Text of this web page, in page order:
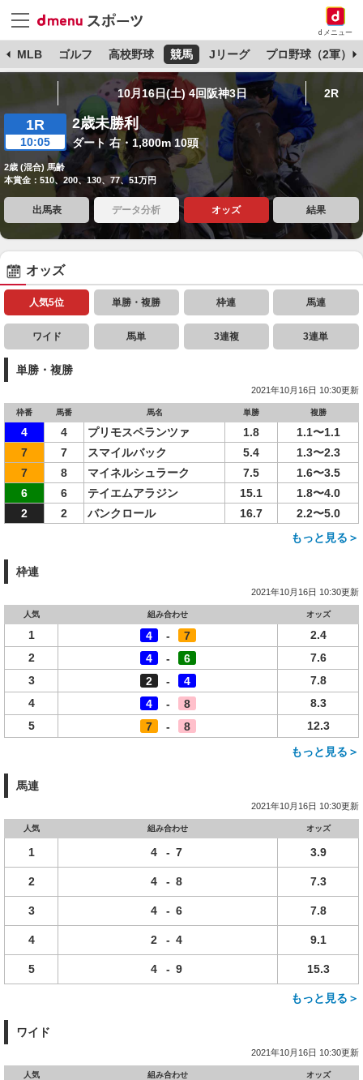
dメニュー
MLB ゴルフ 高校野球 競馬 Jリーグ プロ野球（2軍）
10月16日(土) 4回阪神3日 2R
1R
10:05
2歳未勝利
ダート 右・1,800m 10頭
2歳 (混合) 馬齢
本賞金：510、200、130、77、51万円
出馬表 データ分析 オッズ 結果
オッズ
人気5位 単勝・複勝 枠連 馬連
ワイド 馬単 3連複 3連単
単勝・複勝
2021年10月16日 10:30更新
枠番 馬番 馬名 単勝 複勝
4 4 プリモスペランツァ 1.8
1.1〜1.1
7
7 スマイルバック 5.4
1.3〜2.3
7
8 マイネルシュラーク 7.5
1.6〜3.5
6
6 テイエムアラジン 15.1
1.8〜4.0
2
2 バンクロール 16.7
2.2〜5.0
もっと見る＞
枠連
2021年10月16日 10:30更新
人気 組み合わせ オッズ
1 4 - 7
2.4
2
4 - 6
7.6
3
2 - 4
7.8
4
4 - 8
8.3
5
7 - 8
12.3
もっと見る＞
馬連
2021年10月16日 10:30更新
人気 組み合わせ オッズ
1 4 - 7 3.9
2 4 - 8 7.3
3 4 - 6 7.8
4 2 - 4 9.1
5 4 - 9 15.3
もっと見る＞
ワイド
2021年10月16日 10:30更新
人気 組み合わせ オッズ